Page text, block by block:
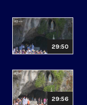
29:50
29:56